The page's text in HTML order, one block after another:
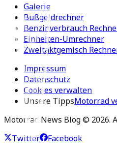
Galerie
Bußgeldrechner
Benzinverbrauch
Einheiten-Umrechner
Zweitaktgemisch
Impressum
Datenschutz
Cookies verwalten
Unsere TippsMotorrad
Motorrad News Blog © 2026.
Twitter
Facebook